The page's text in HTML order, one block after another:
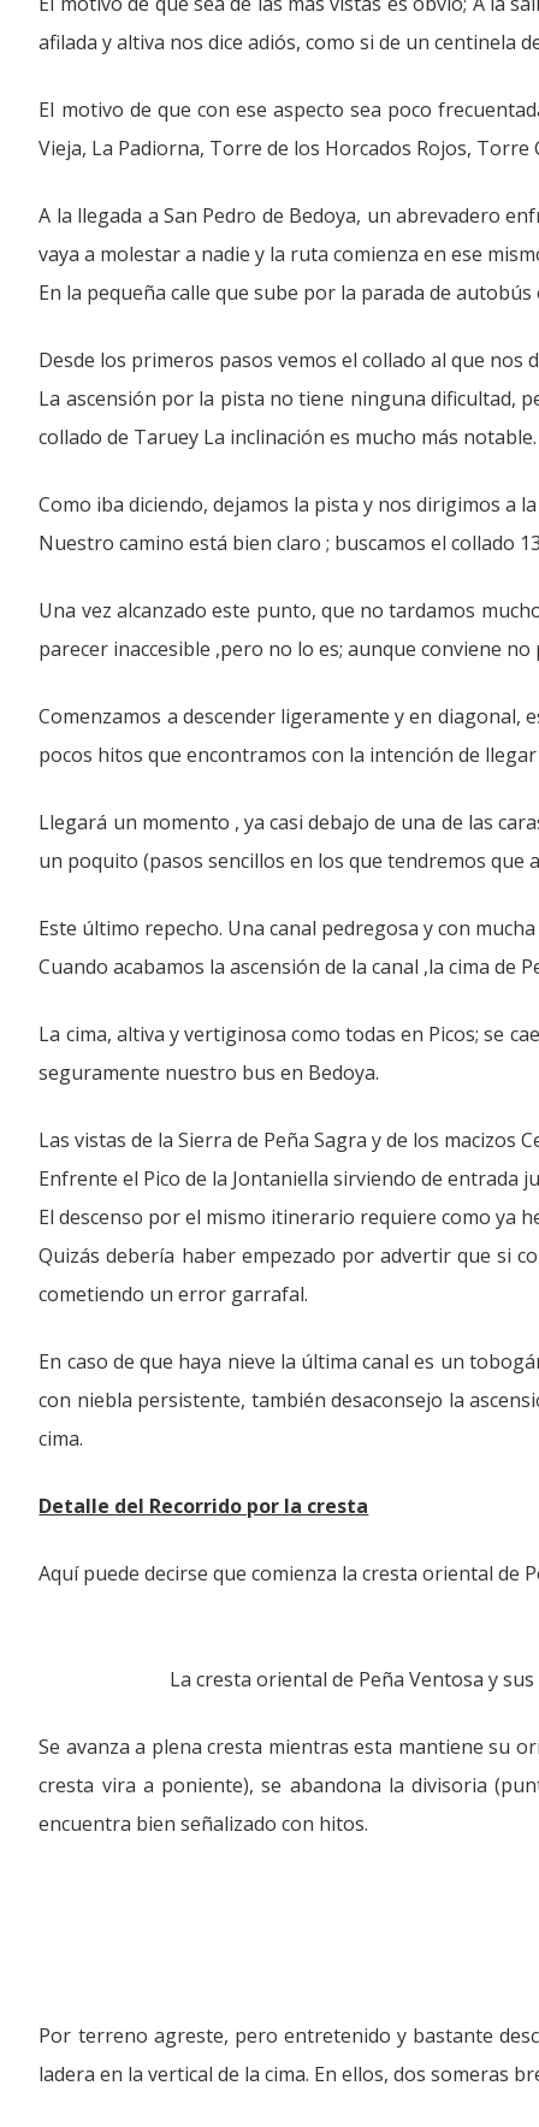
afilada y altiva nos dice adiós, como si de un centinela
El motivo de que con ese aspecto sea poco
Vieja, La Padiorna, Torre de los Horcados Rojos,
A la llegada a San Pedro de Bedoya, un abrevadero
vaya a molestar a nadie y la ruta comienza en ese
En la pequeña calle que sube por la parada de
Desde los primeros pasos vemos el collado al que nos
La ascensión por la pista no tiene ninguna dificultad,
collado de Taruey La inclinación es mucho más notable.
Como iba diciendo, dejamos la pista y nos dirigimos a
Nuestro camino está bien claro ; buscamos el collado
Una vez alcanzado este punto, que no tardamos
parecer inaccesible ,pero no lo es; aunque conviene
Comenzamos a descender ligeramente y en
pocos hitos que encontramos con la intención de
Llegará un momento , ya casi debajo de una de las
un poquito (pasos sencillos en los que tendremos que
Este último repecho. Una canal pedregosa y con
Cuando acabamos la ascensión de la canal ,la cima de
La cima, altiva y vertiginosa como todas en Picos; se
seguramente nuestro bus en Bedoya.
Las vistas de la Sierra de Peña Sagra y de los
Enfrente el Pico de la Jontaniella sirviendo de entrada
El descenso por el mismo itinerario requiere como ya
Quizás debería haber empezado por advertir que si
cometiendo un error garrafal.
En caso de que haya nieve la última canal es un
con niebla persistente, también desaconsejo la
cima.
Detalle del Recorrido por la cresta
Aquí puede decirse que comienza la cresta oriental de
La cresta oriental de Peña Ventosa y
Se avanza a plena cresta mientras esta mantiene su
cresta vira a poniente), se abandona la divisoria
encuentra bien señalizado con hitos.
Por terreno agreste, pero entretenido y bastante
ladera en la vertical de la cima. En ellos, dos someras